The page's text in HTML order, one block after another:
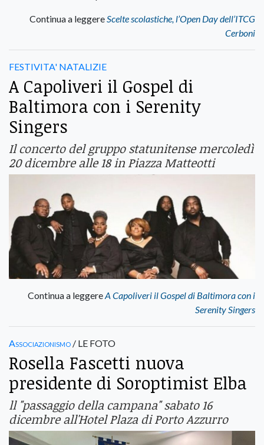
Continua a leggere Scelte scolastiche, l’Open Day dell’ITCG
Cerboni
FESTIVITA' NATALIZIE
A Capoliveri il Gospel di
Baltimora con i Serenity
Singers
Il concerto del gruppo statunitense mercoledì
20 dicembre alle 18 in Piazza Matteotti
Continua a leggereA Capoliveri il Gospel di Baltimora con i
Serenity Singers
Associazionismo / LE FOTO
Rosella Fascetti nuova
presidente di Soroptimist Elba
ll "passaggio della campana" sabato 16
dicembre all'Hotel Plaza di Porto Azzurro